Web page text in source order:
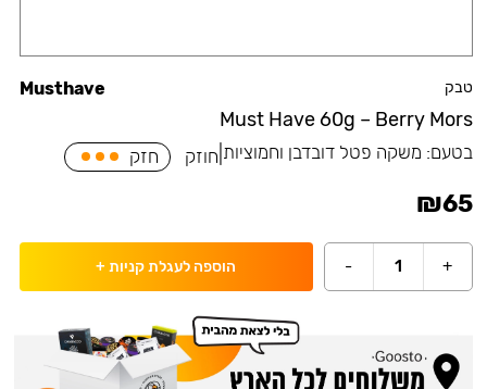
טבק
Must Have 60g – Berry Mors
Musthave
בטעם: משקה פטל דובדבן וחמוציות חוזק חזק
₪65
+
1
- הוספה לעגלת קניות +